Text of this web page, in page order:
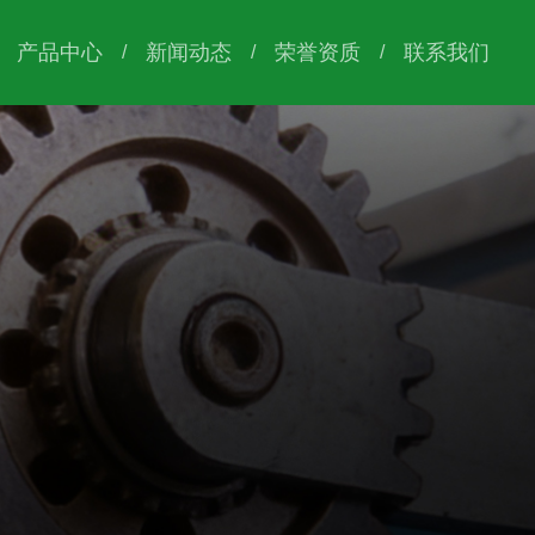
产品中心 / 新闻动态 / 荣誉资质 / 联系我们